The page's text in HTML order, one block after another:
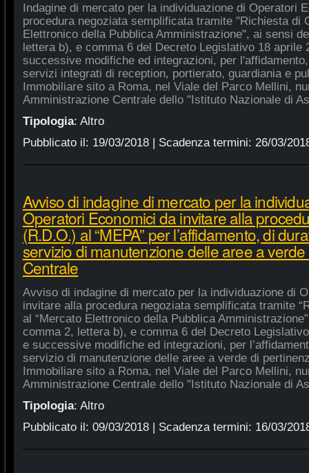
Indagine di mercato per la individuazione di Operatori
procedura negoziata semplificata tramite "Richiesta di
Elettronico della Pubblica Amministrazione", ai sensi
lettera b), e comma 6 del Decreto Legislativo 18 aprile
successive modifiche ed integrazioni, per
servizi integrati di reception, portierato, guardiania e
Immobiliare sito a Roma, nel Viale del Parco Mellini,
Amministrazione Centrale dello "Istituto Nazionale di
Tipologia: Altro
Pubblicato il: 19/03/2018| Scadenza termini: 26/03/
Avviso di indagine di mercato per la
Operatori Economici da invitare alla
(R.D.O.) al “MEPA” per l’affidamento, di
servizio di manutenzione delle aree a
Centrale
Avviso di indagine di mercato per la individuazione di
invitare alla procedura negoziata semplificata tramite
al “Mercato Elettronico della Pubblica
comma 2, lettera b), e comma 6 del Decreto
e successive modifiche ed integrazioni, per
servizio di manutenzione delle aree a verde di
Immobiliare sito a Roma, nel Viale del Parco Mellini,
Amministrazione Centrale dello "Istituto Nazionale di
Tipologia: Altro
Pubblicato il: 09/03/2018| Scadenza termini: 16/03/